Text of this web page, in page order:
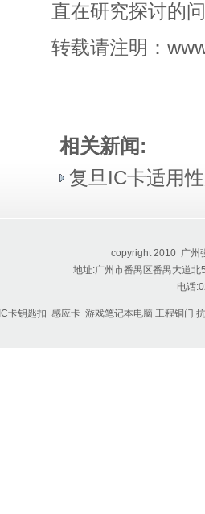
直在研究探讨的
转载请注明：
相关新闻:
复旦IC卡适用
copyright 2010 广州
地址:广州市番禺区番禺大道
电话
IC卡钥匙扣 感应卡 游戏笔记本电脑 工程铜门